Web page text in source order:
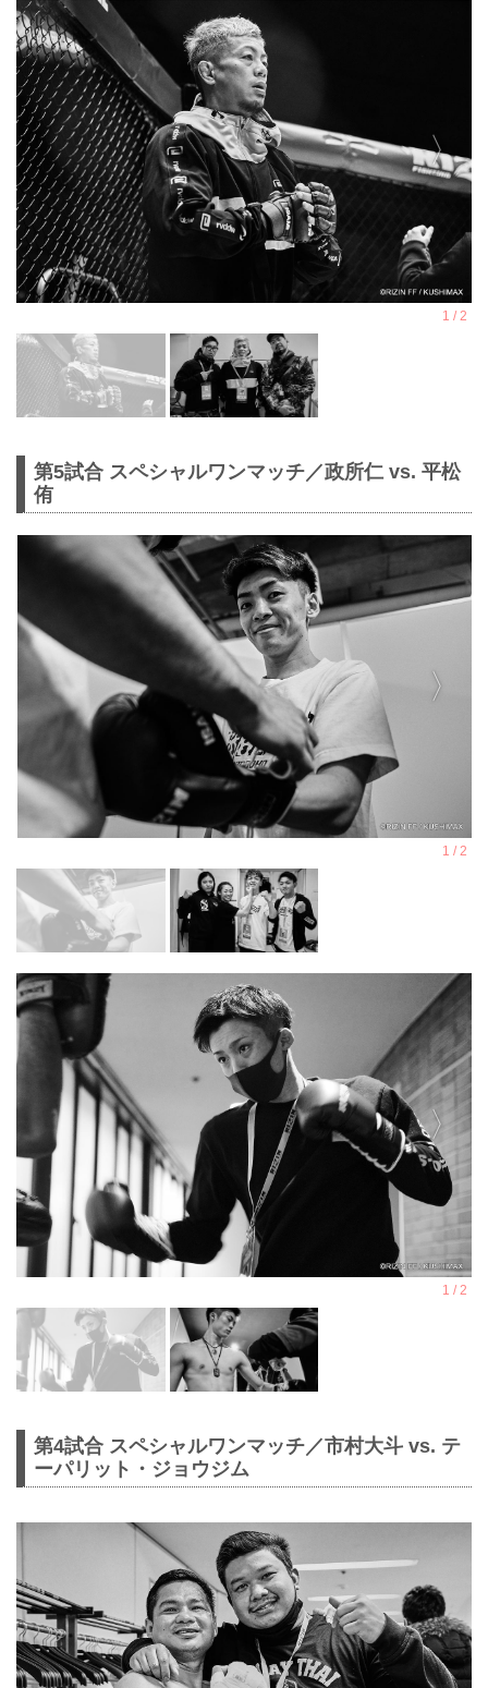
第5試合 スペシャルワンマッチ／政所仁 vs. 平松
侑
第4試合 スペシャルワンマッチ／市村大斗 vs. テ
ーパリット・ジョウジム